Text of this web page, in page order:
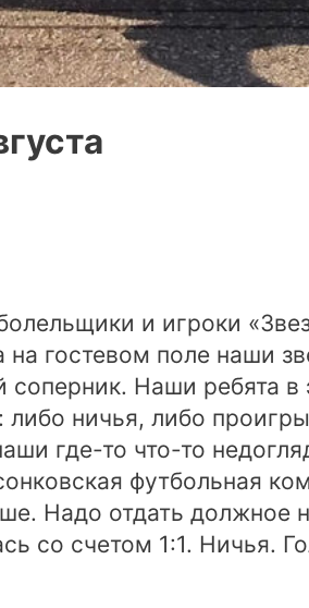
и игроки
на гостевом поле наши
Наши ребята в
либо ничья, либо
где-то что-то
футбольная
Надо отдать должное
со счетом 1:1. Ничья.